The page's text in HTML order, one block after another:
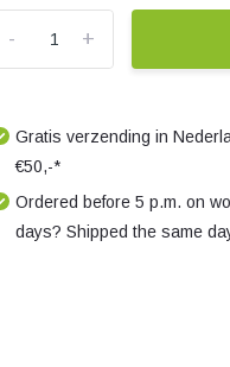
+
-
Gratis verzending in
€50,-*
Ordered before 5 p.m. on
days? Shipped the same